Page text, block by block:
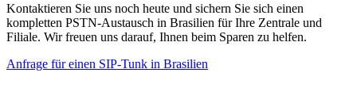
Kontaktieren Sie uns noch heute und sichern Sie sich einen
kompletten PSTN-Austausch in Brasilien für Ihre Zentrale und
Filiale. Wir freuen uns darauf, Ihnen beim Sparen zu helfen.
Anfrage für einen SIP-Tunk in Brasilien